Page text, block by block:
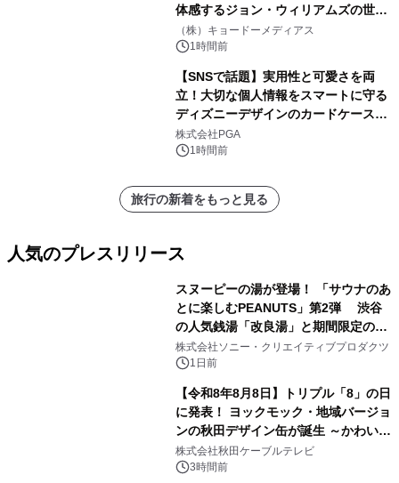
体感するジョン・ウィリアムズの世
界。ジョン・ウィリアムズ：シネマ・
スペクタキュラー・コンサート 開催決
（株）キョードーメディアス
1時間前
【SNSで話題】実用性と可愛さを両
立！大切な個人情報をスマートに守る
ディズニーデザインのカードケースを
株式会社PGAが8月7日発売
株式会社PGA
1時間前
旅行の新着をもっと見る
人気のプレスリリース
スヌーピーの湯が登場！ 「サウナのあ
とに楽しむPEANUTS」第2弾 渋谷
の人気銭湯「改良湯」と期間限定のコ
ラボレーション サウナイキタイコラ
ボグッズも発売決定！
株式会社ソニー・クリエイティブプロダクツ
1日前
【令和8年8月8日】トリプル「8」の日
に発表！ ヨックモック・地域バージョ
ンの秋田デザイン缶が誕生 ～かわいい
秋田犬の子犬と秋田の四季と名所を巡
るパッケージ～ 9月1日(火)秋田県内で
株式会社秋田ケーブルテレビ
3時間前